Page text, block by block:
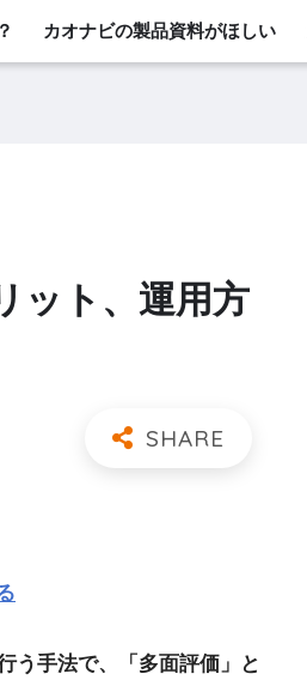
カオナビの製品資料がほしい
ット、運用方
う手法で、「多面評価」と